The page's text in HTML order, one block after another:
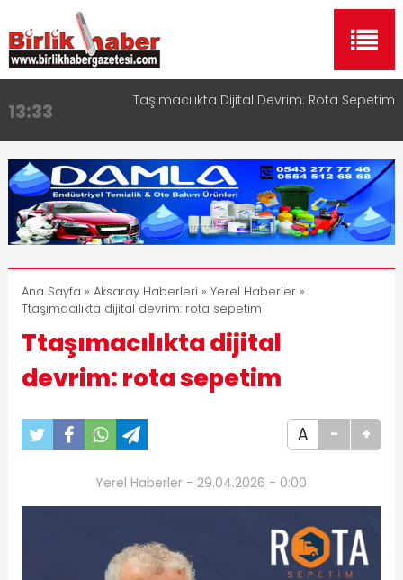
13:33 Taşımacılıkta Dijital Devrim: Rota Sepetim
Çocuklara Bıraktı
16:00
Aksaray Esnaf Rehberi ile Google ve Yapay Zeka
Aramalarında Öne Çıkın
8:23 Aksaray Esnaf Rehberi Hizmete Girdi
Birlikhaber.com Yayın Hayatına Başladı | Hızlı ve
Ana Sayfa » Aksaray Haberleri » Yerel Haberler»
Ttaşımacılıkta dijital devrim: rota sepetim
Ttaşımacılıkta dijital
devrim: rota sepetim
A - +
Yerel Haberler - 29.04.2026 - 0:00